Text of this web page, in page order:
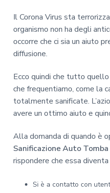
Il Corona Virus sta
organismo non ha degli
occorre che ci sia un aiuto
diffusione.
Ecco quindi che tutto
che frequentiamo, come la
totalmente sanificate.
avere un ottimo aiuto e
Alla domanda di quando è
Sanificazione Auto
rispondere che essa
Si è a contatto con